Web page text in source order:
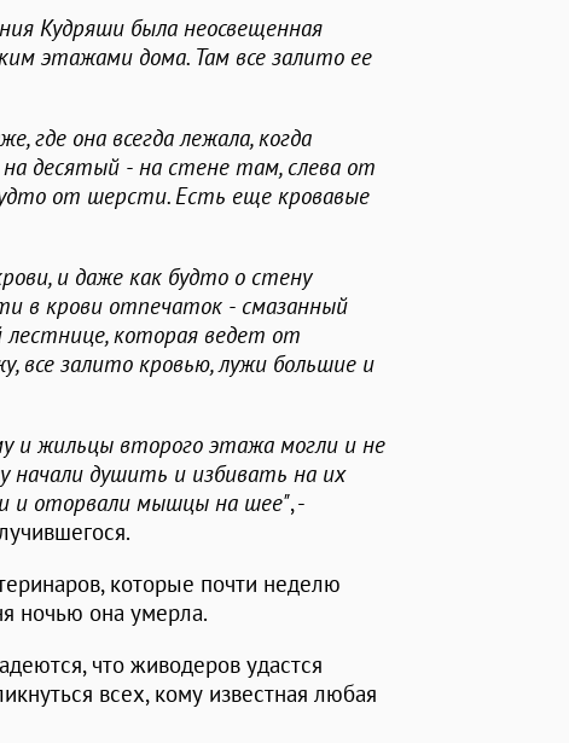
Кудряши была неосвещенная
этажами дома. Там все залито ее
где она всегда лежала, когда
на десятый - на стене там, слева от
от шерсти. Есть еще кровавые
и даже как будто о стену
в крови отпечаток - смазанный
лестнице, которая ведет от
все залито кровью, лужи большие и
и жильцы второго этажа могли и не
душить и избивать на их
и оторвали мышцы на шее", -
которые почти неделю
ночью она умерла.
что живодеров удастся
всех, кому известная любая